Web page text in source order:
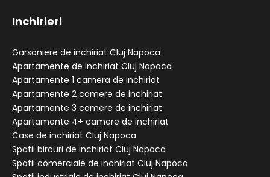
Inchirieri
Garsoniere de inchiriat Cluj Napoca
Apartamente de inchiriat Cluj Napoca
Apartamente 1 camera de inchiriat
Apartamente 2 camere de inchiriat
Apartamente 3 camere de inchiriat
Apartamente 4+ camere de inchiriat
Case de inchiriat Cluj Napoca
Spatii birouri de inchiriat Cluj Napoca
Spatii comerciale de inchiriat Cluj Napoca